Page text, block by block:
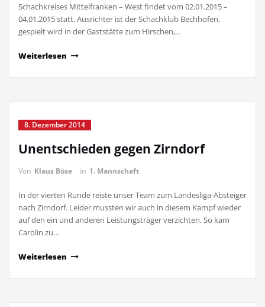
Schachkreises Mittelfranken – West findet vom 02.01.2015 –
04.01.2015 statt. Ausrichter ist der Schachklub Bechhofen,
gespielt wird in der Gaststätte zum Hirschen,…
Weiterlesen
8. Dezember 2014
Unentschieden gegen Zirndorf
Von Klaus Böse in 1. Mannschaft
In der vierten Runde reiste unser Team zum Landesliga-Absteiger
nach Zirndorf. Leider mussten wir auch in diesem Kampf wieder
auf den ein und anderen Leistungsträger verzichten. So kam
Carolin zu…
Weiterlesen